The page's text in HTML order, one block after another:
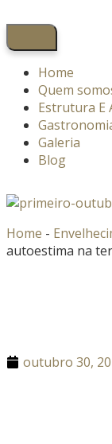
Home
Quem
Estrutura E
Galeria
Blog
Home -
autoestima na
outubro 30,